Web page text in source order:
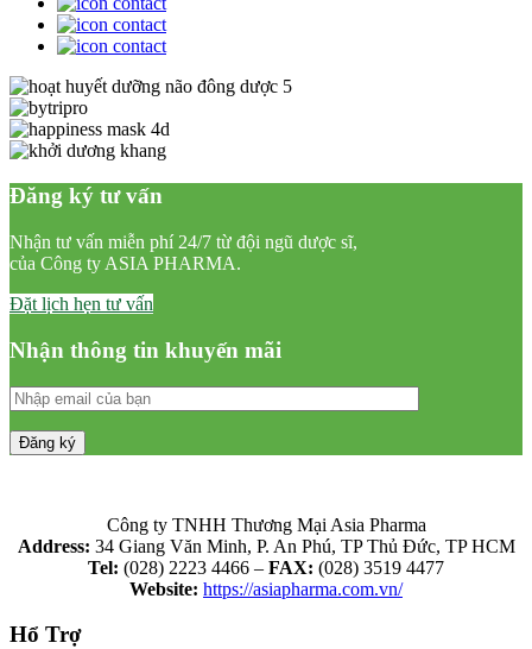
Đăng ký tư vấn
Nhận tư vấn miễn phí 24/7 từ đội ngũ dược sĩ,
của Công ty ASIA PHARMA.
Đặt lịch hẹn tư vấn
Nhận thông tin khuyến mãi
Công ty TNHH Thương Mại Asia Pharma
Address: 34 Giang Văn Minh, P. An Phú, TP Thủ Đức, TP HCM
Tel: (028) 2223 4466 – FAX: (028) 3519 4477
Website: https://asiapharma.com.vn/
Hổ Trợ